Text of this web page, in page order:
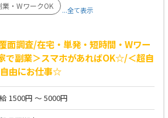
業・WワークOK ...全て表示
面調査/在宅・単発・短時間・Wワー
で副業＞スマホがあればOK☆/＜超自
由にお仕事☆
1500円 ～ 5000円